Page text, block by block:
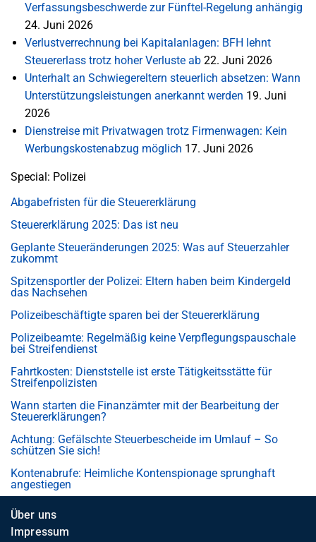
Verfassungsbeschwerde zur Fünftel-Regelung anhängig
24. Juni 2026
Verlustverrechnung bei Kapitalanlagen: BFH lehnt
Steuererlass trotz hoher Verluste ab 22. Juni 2026
Unterhalt an Schwiegereltern steuerlich absetzen: Wann
Unterstützungsleistungen anerkannt werden 19. Juni
2026
Dienstreise mit Privatwagen trotz Firmenwagen: Kein
Werbungskostenabzug möglich 17. Juni 2026
Special: Polizei
Abgabefristen für die Steuererklärung
Steuererklärung 2025: Das ist neu
Geplante Steueränderungen 2025: Was auf Steuerzahler
zukommt
Spitzensportler der Polizei: Eltern haben beim Kindergeld
das Nachsehen
Polizeibeschäftigte sparen bei der Steuererklärung
Polizeibeamte: Regelmäßig keine Verpflegungspauschale
bei Streifendienst
Fahrtkosten: Dienststelle ist erste Tätigkeitsstätte für
Streifenpolizisten
Wann starten die Finanzämter mit der Bearbeitung der
Steuererklärungen?
Achtung: Gefälschte Steuerbescheide im Umlauf – So
schützen Sie sich!
Kontenabrufe: Heimliche Kontenspionage sprunghaft
angestiegen
Über uns
Impressum